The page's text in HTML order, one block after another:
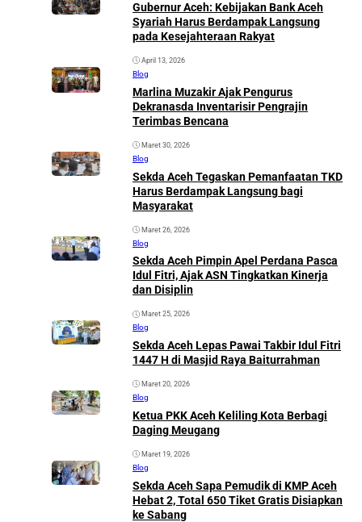
Gubernur Aceh: Kebijakan Bank Aceh
Syariah Harus Berdampak Langsung
pada Kesejahteraan Rakyat
April 13, 2026
Blog
Marlina Muzakir Ajak Pengurus
Dekranasda Inventarisir Pengrajin
Terimbas Bencana
Maret 30, 2026
Blog
Sekda Aceh Tegaskan Pemanfaatan TKD
Harus Berdampak Langsung bagi
Masyarakat
Maret 26, 2026
Blog
Sekda Aceh Pimpin Apel Perdana Pasca
Idul Fitri, Ajak ASN Tingkatkan Kinerja
dan Disiplin
Maret 25, 2026
Blog
Sekda Aceh Lepas Pawai Takbir Idul Fitri
1447 H di Masjid Raya Baiturrahman
Maret 20, 2026
Blog
Ketua PKK Aceh Keliling Kota Berbagi
Daging Meugang
Maret 19, 2026
Blog
Sekda Aceh Sapa Pemudik di KMP Aceh
Hebat 2, Total 650 Tiket Gratis Disiapkan
ke Sabang